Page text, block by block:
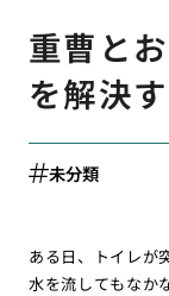
重曹と
を解決
未分類
ある日、トイレが
水を流してもなか